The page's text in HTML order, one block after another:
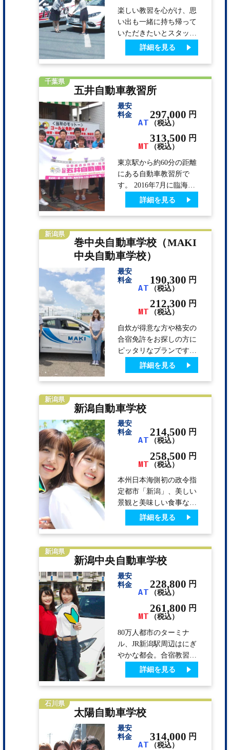
い方の幅もいろいろ広が
るかも。関東近県からの
近場で快適な合宿免許は
いかが？ 【合宿担当・
指導員がらのアピール】
楽しい教習を心がけ、思
い出も一緒に持ち帰って
いただきたいとスタッフ
一同、皆様をお待ちして
います。宿泊施設は教習
コースに隣接しており、
空いた時間に部屋へ戻る
ことも可能です。男女ど
ちらも24時間の警備体制
でセキュリティーも安
心！近隣にはコンビニ、
スーパー、ファミレス、
ファストフード、ドン・
キホーテ、100円ショッ
プなどがあり、生活には
とても便利です。 最短
で卒業して頂くために、
我々もできる限りの協力
詳細を見る
千葉県
五井自動車教習所
最安
料金
AT
297,000 円
（税込）
MT
313,500 円
（税込）
東京駅から約60分の距離
にある自動車教習所で
す。 2016年7月に臨海荘
をリニューアルして女性
専用宿舎、また新たにマ
リーナINNの男性宿舎を
オープンして快適な合宿
生活を送ることができま
す！ お友達と同時申込
の場合は割引もあるの
で、お友達を誘っておト
クに免許を取ろう♪
詳細を見る
新潟県
巻中央自動車学校（MAKI
中央自動車学校）
最安
料金
AT
190,300 円
（税込）
MT
212,300 円
（税込）
自炊が得意な方や格安の
合宿免許をお探しの方に
ピッタリなプランです！
お部屋は1Kタイプで、ツ
イン利用の場合はロフト
をご利用いただきます。
もちろん料理器具は揃っ
ていて、徒歩圏内にスー
パー・ドラッグストア・
コンビニの他に、飲食店
もありますよ。 ホテル
プランも人気。ホテルル
ートイン（※）の夕食は
ホテルでの定食。美味し
い楽しい合宿生活を送る
ならMAKI中央で！※
日・祝の夕食は提携6店
舗から選んで外食になり
詳細を見る
新潟県
新潟自動車学校
最安
料金
AT
214,500 円
（税込）
MT
258,500 円
（税込）
本州日本海側初の政令指
定都市「新潟」、美しい
景観と美味しい食事など
環境の良さが最大の魅力
です。学校は新潟駅から
東へ約5km。 住宅街から
交通量の多い多車線道路
まで走れる実践的な路上
教習で、技術もしっかり
身に付きます。すべての
宿泊ホテルは新潟駅より
徒歩5～6分以内。買物も
遊びも全て徒歩圏内でで
きるので、生活環境は抜
群です。
詳細を見る
新潟県
新潟中央自動車学校
最安
料金
AT
228,800 円
（税込）
MT
261,800 円
（税込）
80万人都市のターミナ
ル、JR新潟駅周辺はにぎ
やかな都会。合宿教習所
では珍しく大きな駅から
徒歩約10分とアクセス抜
群の環境です。駅周辺に
はさまざまなお店が揃
い、アフタースクールの
思い出づくりもバッチリ
です♪『怒らない』『焦
らない』『諦めない』を
詳細を見る
石川県
太陽自動車学校
最安
料金
AT
314,000 円
（税込）